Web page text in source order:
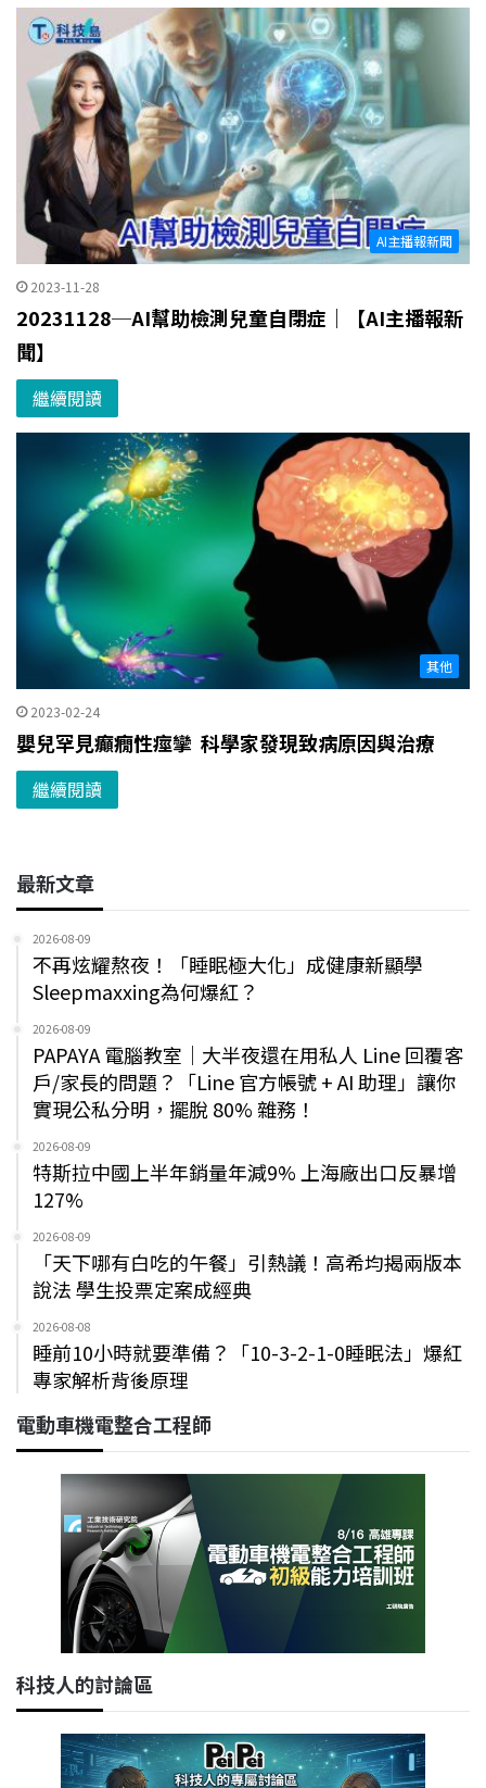
AI主播報新聞
2023-11-28
20231128─AI幫助檢測兒童自閉症｜【AI主播報新
聞】
繼續閱讀
其他
2023-02-24
嬰兒罕見癲癇性痙攣 科學家發現致病原因與治療
繼續閱讀
最新文章
2026-08-09
不再炫耀熬夜！「睡眠極大化」成健康新顯學
Sleepmaxxing為何爆紅？
2026-08-09
PAPAYA 電腦教室｜大半夜還在用私人 Line 回覆客
戶/家長的問題？「Line 官方帳號 + AI 助理」讓你
實現公私分明，擺脫 80% 雜務！
2026-08-09
特斯拉中國上半年銷量年減9% 上海廠出口反暴增
127%
2026-08-09
「天下哪有白吃的午餐」引熱議！高希均揭兩版本
說法 學生投票定案成經典
2026-08-08
睡前10小時就要準備？「10-3-2-1-0睡眠法」爆紅
專家解析背後原理
電動車機電整合工程師
科技人的討論區